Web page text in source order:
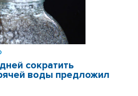
сократить
воды предложил